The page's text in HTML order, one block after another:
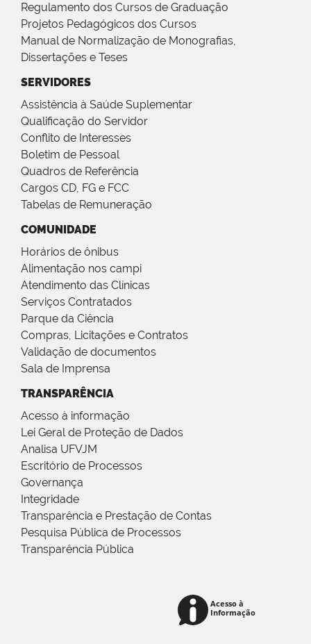
Regulamento dos Cursos de Graduação
Projetos Pedagógicos dos Cursos
Manual de Normalização de Monografias,
Dissertações e Teses
SERVIDORES
Assistência à Saúde Suplementar
Qualificação do Servidor
Conflito de Interesses
Boletim de Pessoal
Quadros de Referência
Cargos CD, FG e FCC
Tabelas de Remuneração
COMUNIDADE
Horários de ônibus
Alimentação nos campi
Atendimento das Clínicas
Serviços Contratados
Parque da Ciência
Compras, Licitações e Contratos
Validação de documentos
Sala de Imprensa
TRANSPARÊNCIA
Acesso à informação
Lei Geral de Proteção de Dados
Analisa UFVJM
Escritório de Processos
Governança
Integridade
Transparência e Prestação de Contas
Pesquisa Pública de Processos
Transparência Pública